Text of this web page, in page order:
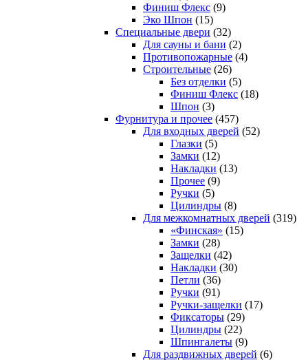
Финиш Флекс (9)
Эко Шпон (15)
Специальные двери (32)
Для сауны и бани (2)
Противопожарные (4)
Строительные (26)
Без отделки (5)
Финиш Флекс (18)
Шпон (3)
Фурнитура и прочее (457)
Для входных дверей (52)
Глазки (5)
Замки (12)
Накладки (13)
Прочее (9)
Ручки (5)
Цилиндры (8)
Для межкомнатных дверей (319)
«Финская» (15)
Замки (28)
Защелки (42)
Накладки (30)
Петли (36)
Ручки (91)
Ручки-защелки (17)
Фиксаторы (29)
Цилиндры (22)
Шпингалеты (9)
Для раздвижных дверей (6)